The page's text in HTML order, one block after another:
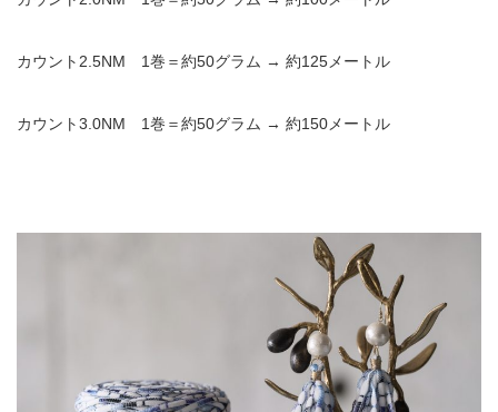
カウント2.5NM 1巻＝約50グラム → 約125メートル
カウント3.0NM 1巻＝約50グラム → 約150メートル